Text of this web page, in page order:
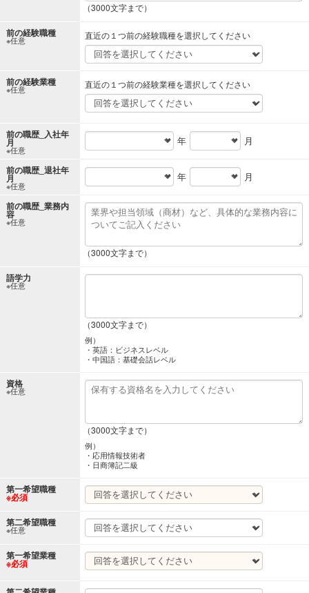
（3000文字まで）
前の経験職種
※任意 直近の１つ前の経験職種を選択してください
前の経験業種
※任意 直近の１つ前の経験業種を選択してください
前の職歴_入社年
月
※任意
年 月
前の職歴_退社年
月
※任意
年 月
前の職歴_業務内
容
※任意
（3000文字まで）
語学力
※任意
（3000文字まで）
例）
・英語：ビジネスレベル
・中国語：基礎会話レベル
資格
※任意
（3000文字まで）
例）
・応用情報技術者
・日商簿記二級
第一希望職種
※必須
第二希望職種
※任意
第一希望業種
※必須